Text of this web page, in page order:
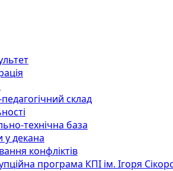
склад
технічна база
у декана
конфліктів
програма КПІ ім. Ігоря